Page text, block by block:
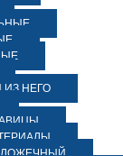
ИЗ НЕГО